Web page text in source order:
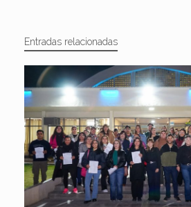
Entradas relacionadas